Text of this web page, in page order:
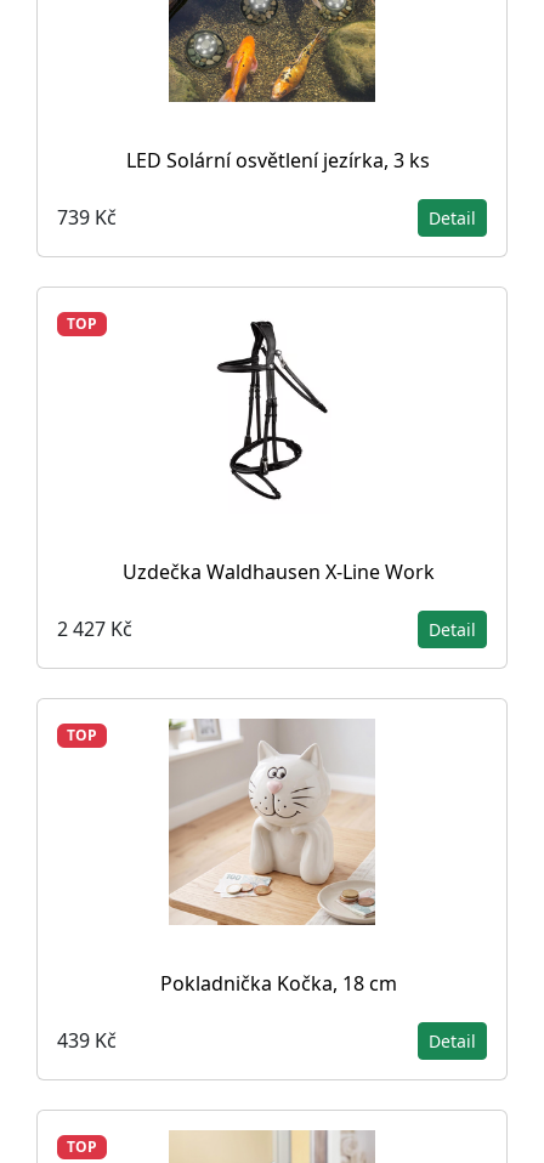
LED Solární osvětlení jezírka, 3 ks
739 Kč Detail
TOP
Uzdečka Waldhausen X-Line Work
2 427 Kč Detail
TOP
Pokladnička Kočka, 18 cm
439 Kč Detail
TOP